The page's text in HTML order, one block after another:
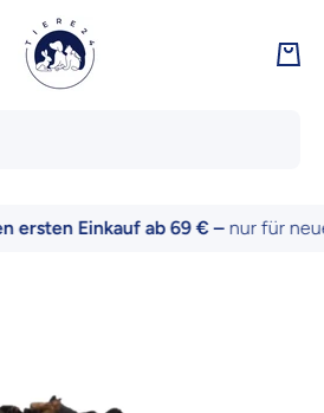
Einkauf ab 69 € –nur für neue